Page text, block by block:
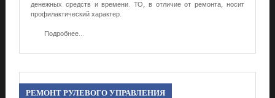
денежных средств и времени. ТО, в отличие от ремонта, носит
профилактический характер.
Подробнее...
РЕМОНТРУЛЕВОГО УПРАВЛЕНИЯ